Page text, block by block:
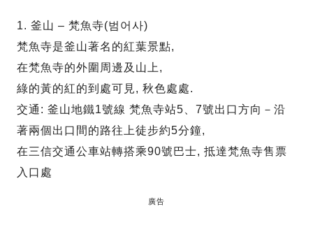
1. 釜山 – 梵魚寺(범어사)
梵魚寺是釜山著名的紅葉景點,
在梵魚寺的外圍周邊及山上,
綠的黃的紅的到處可見, 秋色處處.
交通: 釜山地鐵1號線 梵魚寺站5、7號出口方向－沿
著兩個出口間的路往上徒步約5分鐘,
在三信交通公車站轉搭乘90號巴士, 抵達梵魚寺售票
入口處
廣告